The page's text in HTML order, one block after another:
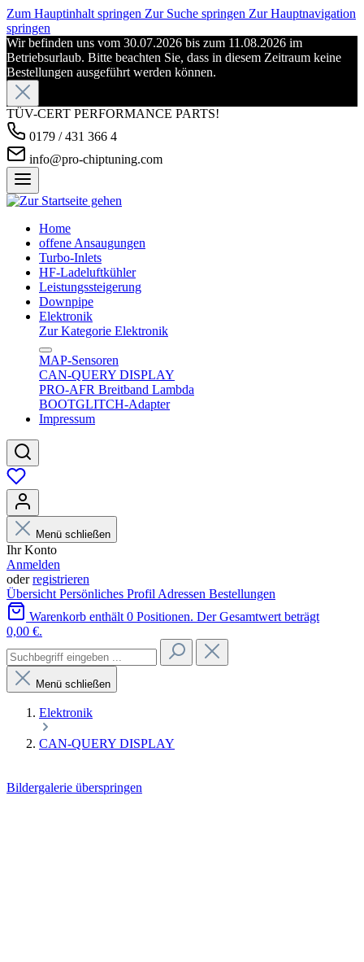
Zum Hauptinhalt springen Zur Suche springen Zur Hauptnavigation
springen
Wir befinden uns vom 30.07.2026 bis zum 11.08.2026 im
Betriebsurlaub. Bitte beachten Sie, dass in diesem Zeitraum keine
Bestellungen ausgeführt werden können.
TÜV-CERT PERFORMANCE PARTS!
0179 / 431 366 4
info@pro-chiptuning.com
Home
offene Ansaugungen
Turbo-Inlets
HF-Ladeluftkühler
Leistungssteigerung
Downpipe
Elektronik
Zur Kategorie Elektronik
MAP-Sensoren
CAN-QUERY DISPLAY
PRO-AFR Breitband Lambda
BOOTGLITCH-Adapter
Impressum
Menü schließen
Ihr Konto
Anmelden
oderregistrieren
Übersicht Persönliches Profil Adressen Bestellungen
Warenkorb enthält 0 Positionen. Der Gesamtwert beträgt
0,00 €.
Menü schließen
Elektronik
CAN-QUERY DISPLAY
Bildergalerie überspringen